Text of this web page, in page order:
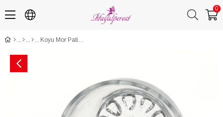
0
Koyu Mor Patik ve Çanta Pulu 10 mm